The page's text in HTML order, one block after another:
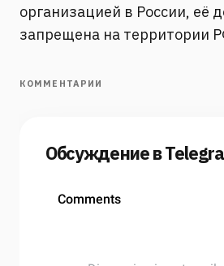
организацией в России, её
запрещена на территории
КОММЕНТАРИИ
Обсуждение в